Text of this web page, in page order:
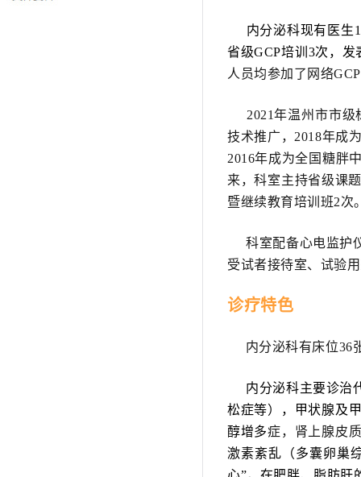
内分泌科现有医生
省级GCP培训3次，
人员均参加了网络
2021年温州市市级
技术推广，2018年成
2016年成为全国糖胖
来，科室主持省级课
暨继续教育培训班2次
科室配备心电监护
受试者接待室、试验
诊疗特色
内分泌科有床位36
内分泌科主要诊治
松症等），甲状腺及
醇增多症，肾上腺皮
激素紊乱（多囊卵巢